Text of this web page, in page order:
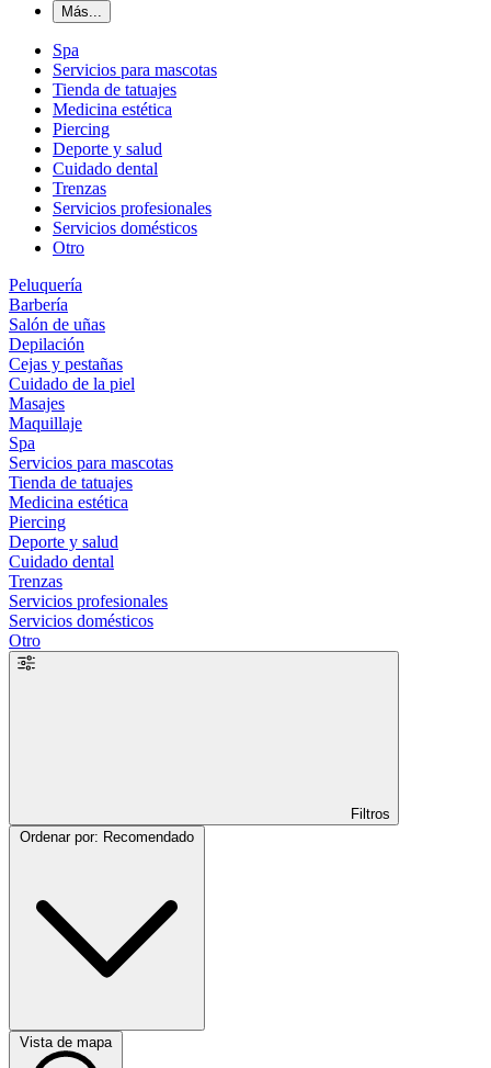
Más...
Spa
Servicios para mascotas
Tienda de tatuajes
Medicina estética
Piercing
Deporte y salud
Cuidado dental
Trenzas
Servicios profesionales
Servicios domésticos
Otro
Peluquería
Barbería
Salón de uñas
Depilación
Cejas y pestañas
Cuidado de la piel
Masajes
Maquillaje
Spa
Servicios para mascotas
Tienda de tatuajes
Medicina estética
Piercing
Deporte y salud
Cuidado dental
Trenzas
Servicios profesionales
Servicios domésticos
Otro
Filtros
Vista de mapa